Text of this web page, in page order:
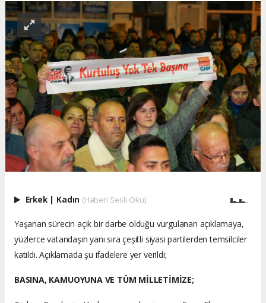
Erkek | Kadın (Haberi Sesli Oku)
Yaşanan sürecin açık bir darbe olduğu vurgulanan açıklamaya,
yüzlerce vatandaşın yanı sıra çeşitli siyasi partilerden temsilciler
katıldı. Açıklamada şu ifadelere yer verildi;
BASINA, KAMUOYUNA VE TÜM MİLLETİMİZE;